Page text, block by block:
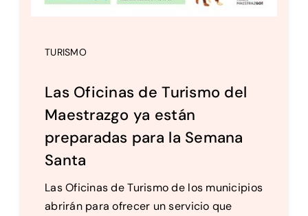
TURISMO
Las Oficinas de Turismo del
Maestrazgo ya están
preparadas para la Semana
Santa
Las Oficinas de Turismo de los municipios
abrirán para ofrecer un servicio que